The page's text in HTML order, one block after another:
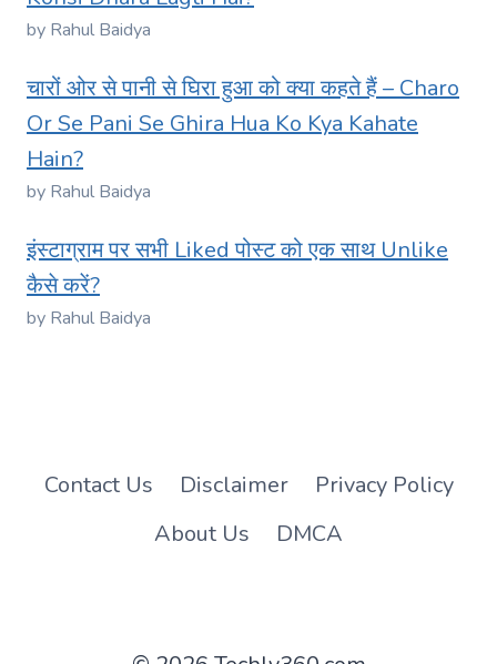
by Rahul Baidya
चारों ओर से पानी से घिरा हुआ को क्या कहते हैं – Charo
Or Se Pani Se Ghira Hua Ko Kya Kahate
Hain?
by Rahul Baidya
इंस्टाग्राम पर सभी Liked पोस्ट को एक साथ Unlike
कैसे करें?
by Rahul Baidya
Contact Us Disclaimer
Privacy Policy
About Us
DMCA